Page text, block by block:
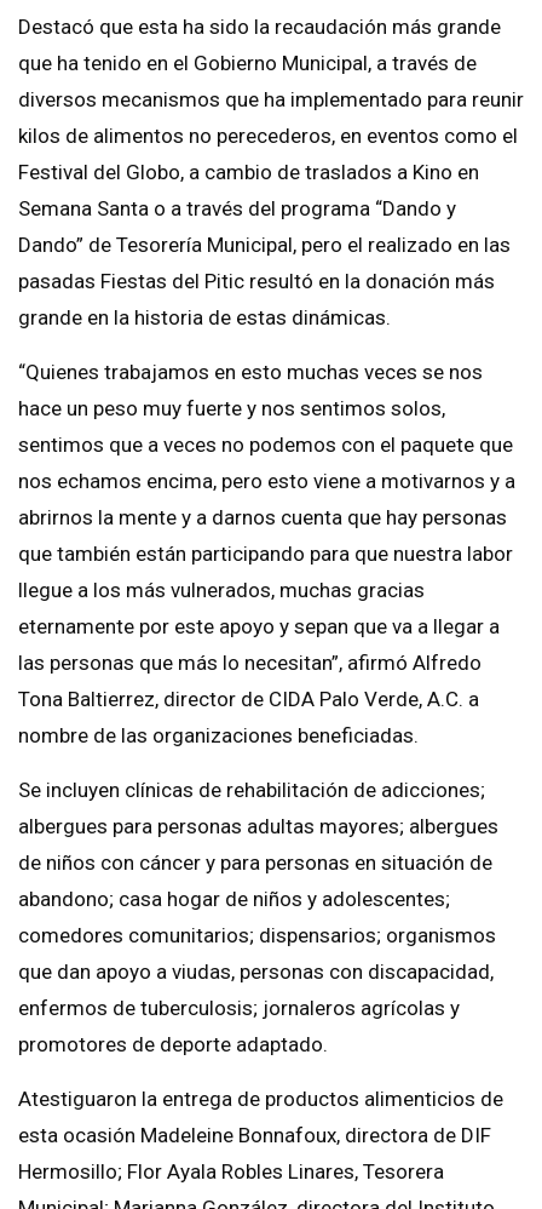
Destacó que esta ha sido la recaudación más grande
que ha tenido en el Gobierno Municipal, a través de
diversos mecanismos que ha implementado para reunir
kilos de alimentos no perecederos, en eventos como el
Festival del Globo, a cambio de traslados a Kino en
Semana Santa o a través del programa “Dando y
Dando” de Tesorería Municipal, pero el realizado en las
pasadas Fiestas del Pitic resultó en la donación más
grande en la historia de estas dinámicas.
“Quienes trabajamos en esto muchas veces se nos
hace un peso muy fuerte y nos sentimos solos,
sentimos que a veces no podemos con el paquete que
nos echamos encima, pero esto viene a motivarnos y a
abrirnos la mente y a darnos cuenta que hay personas
que también están participando para que nuestra labor
llegue a los más vulnerados, muchas gracias
eternamente por este apoyo y sepan que va a llegar a
las personas que más lo necesitan”, afirmó Alfredo
Tona Baltierrez, director de CIDA Palo Verde, A.C. a
nombre de las organizaciones beneficiadas.
Se incluyen clínicas de rehabilitación de adicciones;
albergues para personas adultas mayores; albergues
de niños con cáncer y para personas en situación de
abandono; casa hogar de niños y adolescentes;
comedores comunitarios; dispensarios; organismos
que dan apoyo a viudas, personas con discapacidad,
enfermos de tuberculosis; jornaleros agrícolas y
promotores de deporte adaptado.
Atestiguaron la entrega de productos alimenticios de
esta ocasión Madeleine Bonnafoux, directora de DIF
Hermosillo; Flor Ayala Robles Linares, Tesorera